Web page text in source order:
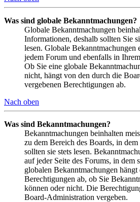
Was sind globale Bekanntmachungen?
Globale Bekanntmachungen
Informationen, deshalb sollten Sie
lesen. Globale Bekanntmachungen
jedem Forum und ebenfalls in
Ob Sie eine globale
nicht, hängt von den durch die
vergebenen Berechtigungen ab.
Nach oben
Was sind Bekanntmachungen?
Bekanntmachungen beinhalten
zu dem Bereich des Boards, in
sollten sie stets lesen.
auf jeder Seite des Forums, in dem
globalen Bekanntmachungen hängt
Berechtigungen ab, ob Sie
können oder nicht. Die
Board-Administration vergeben.